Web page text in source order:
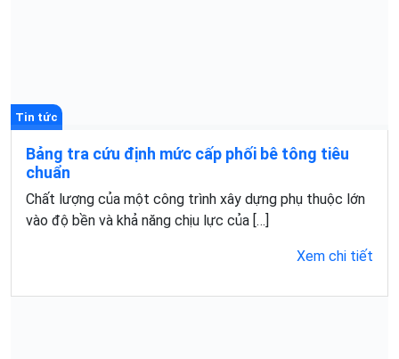
Tin tức
Bảng tra cứu định mức cấp phối bê tông tiêu
chuẩn
Chất lượng của một công trình xây dựng phụ thuộc lớn
vào độ bền và khả năng chịu lực của […]
Xem chi tiết